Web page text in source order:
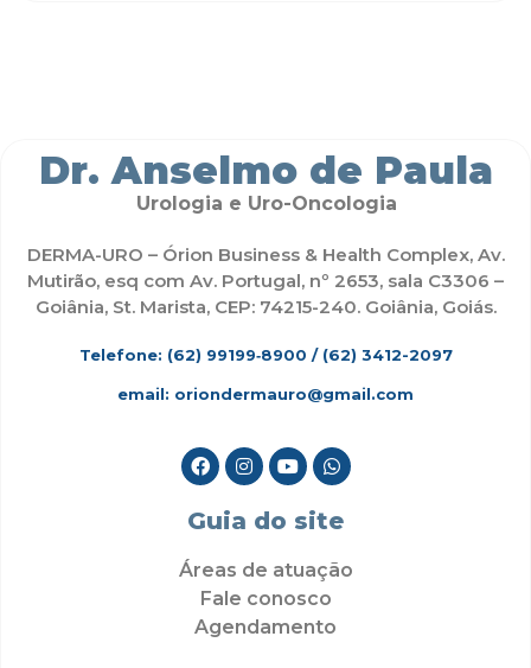
Dr. Anselmo de Paula
Urologia e Uro-Oncologia
DERMA-URO – Órion Business & Health Complex, Av.
Mutirão, esq com Av. Portugal, nº 2653, sala C3306 –
Goiânia, St. Marista, CEP: 74215-240. Goiânia, Goiás.
Telefone: (62) 99199‑8900 / (62) 3412-2097
email: oriondermauro@gmail.com
Guia do site
Áreas de atuação
Fale conosco
Agendamento